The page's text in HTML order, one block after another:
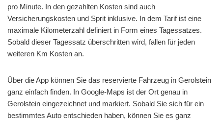
pro Minute. In den gezahlten Kosten sind auch
Versicherungskosten und Sprit inklusive. In dem Tarif ist eine
maximale Kilometerzahl definiert in Form eines Tagessatzes.
Sobald dieser Tagessatz überschritten wird, fallen für jeden
weiteren Km Kosten an.
Über die App können Sie das reservierte Fahrzeug in Gerolstein
ganz einfach finden. In Google-Maps ist der Ort genau in
Gerolstein eingezeichnet und markiert. Sobald Sie sich für ein
bestimmtes Auto entschieden haben, können Sie es ganz